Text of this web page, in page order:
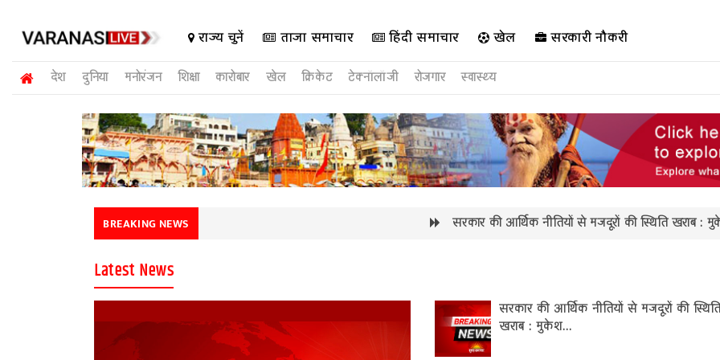
राज्य चुनें ताजा समाचार हिंदी समाचार खेल सरकारी नौकरी
देश दुनिया मनोरंजन शिक्षा कारोबार खेल क्रिकेट टेक्नॉलॉजी रोजगार स्वास्थ्य
सरकार की आर्थिक नीतियों से मजदूरों की स्थिति खराब : मुकेश
BREAKING NEWS
Latest News
सरकार की आर्थिक नीतियों से मजदूरों की
खराब : मुकेश...